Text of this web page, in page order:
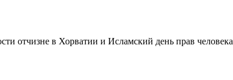
отчизне в Хорватии и Исламский день прав